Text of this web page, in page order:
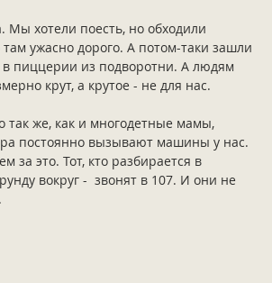
Мы хотели поесть, но обходили
ужасно дорого. А потом-таки зашли
в пиццерии из подворотни. А людям
крут, а крутое - не для нас.
так же, как и многодетные мамы,
постоянно вызывают машины у нас.
за это. Тот, кто разбирается в
вокруг -  звонят в 107. И они не